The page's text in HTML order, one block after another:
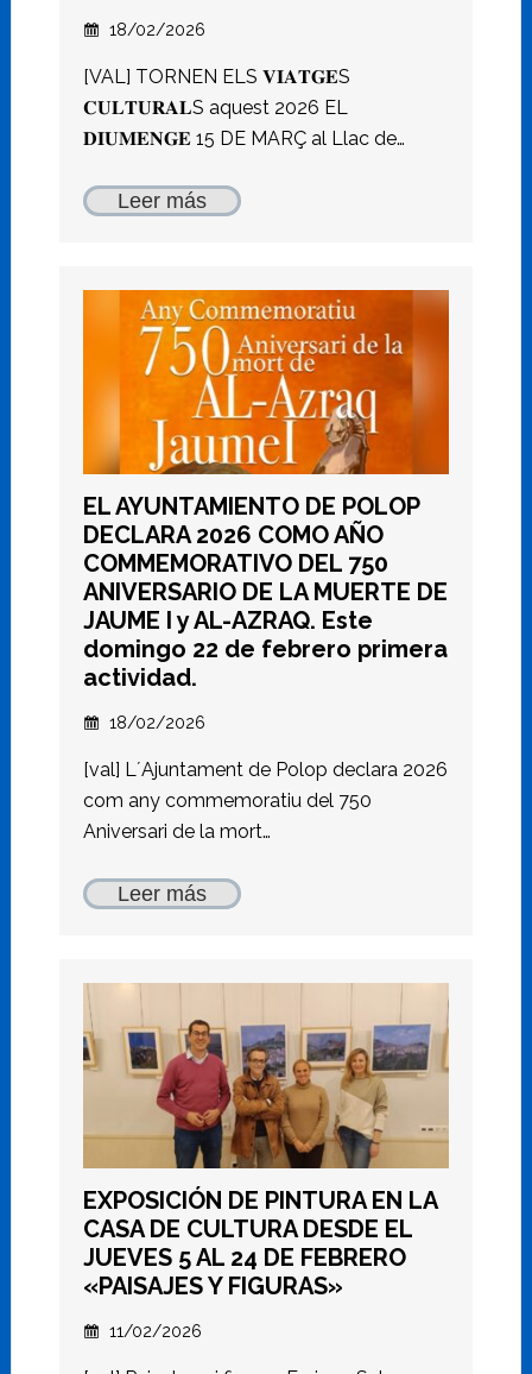
18/02/2026
[VAL] TORNEN ELS 𝐕𝐈𝐀𝐓𝐆𝐄S
𝐂𝐔𝐋𝐓𝐔𝐑𝐀𝐋S aquest 2026 EL
𝐃𝐈𝐔𝐌𝐄𝐍𝐆𝐄 15 DE MARÇ al Llac de…
Leer más
EL AYUNTAMIENTO DE POLOP
DECLARA 2026 COMO AÑO
COMMEMORATIVO DEL 750
ANIVERSARIO DE LA MUERTE DE
JAUME I y AL-AZRAQ. Este
domingo 22 de febrero primera
actividad.
18/02/2026
[val] L´Ajuntament de Polop declara 2026
com any commemoratiu del 750
Aniversari de la mort…
Leer más
EXPOSICIÓN DE PINTURA EN LA
CASA DE CULTURA DESDE EL
JUEVES 5 AL 24 DE FEBRERO
«PAISAJES Y FIGURAS»
11/02/2026